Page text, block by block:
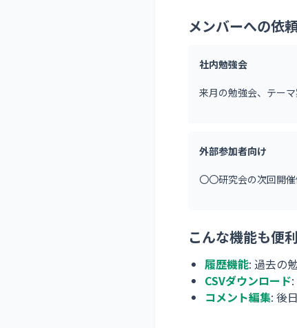
メンバーへの依
社内勉強会
来月の勉強会、テー
外部参加者向け
〇〇研究会の次回開
こんな機能も便利
履歴機能: 過去の
CSVダウンロード
コメント編集: 後